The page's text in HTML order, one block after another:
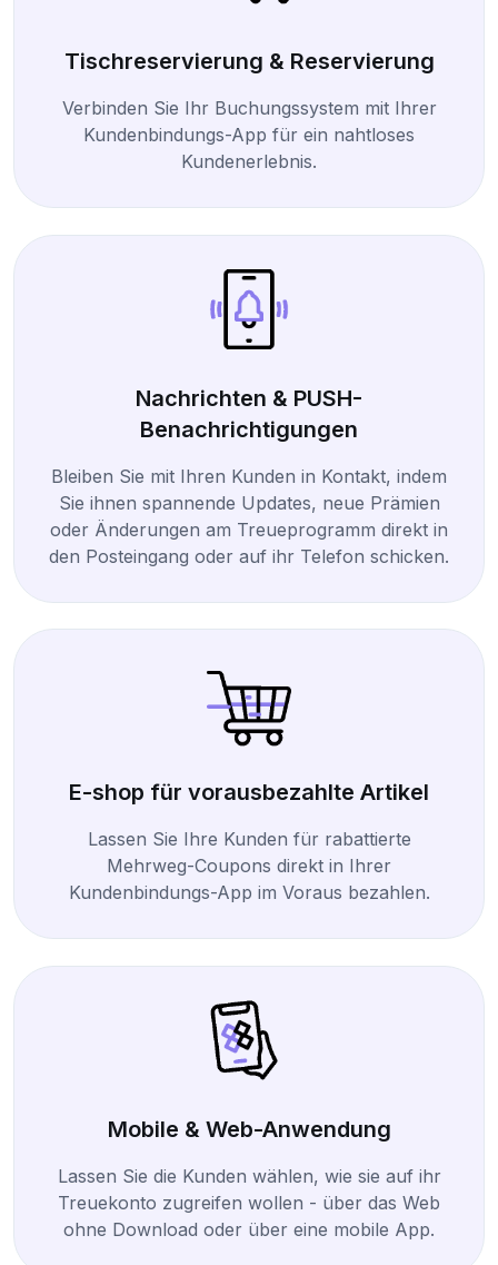
Tischreservierung & Reservierung
Verbinden Sie Ihr Buchungssystem mit Ihrer
Kundenbindungs-App für ein nahtloses
Kundenerlebnis.
Nachrichten & PUSH-
Benachrichtigungen
Bleiben Sie mit Ihren Kunden in Kontakt, indem
Sie ihnen spannende Updates, neue Prämien
oder Änderungen am Treueprogramm direkt in
den Posteingang oder auf ihr Telefon schicken.
E-shop für vorausbezahlte Artikel
Lassen Sie Ihre Kunden für rabattierte
Mehrweg-Coupons direkt in Ihrer
Kundenbindungs-App im Voraus bezahlen.
Mobile & Web-Anwendung
Lassen Sie die Kunden wählen, wie sie auf ihr
Treuekonto zugreifen wollen - über das Web
ohne Download oder über eine mobile App.